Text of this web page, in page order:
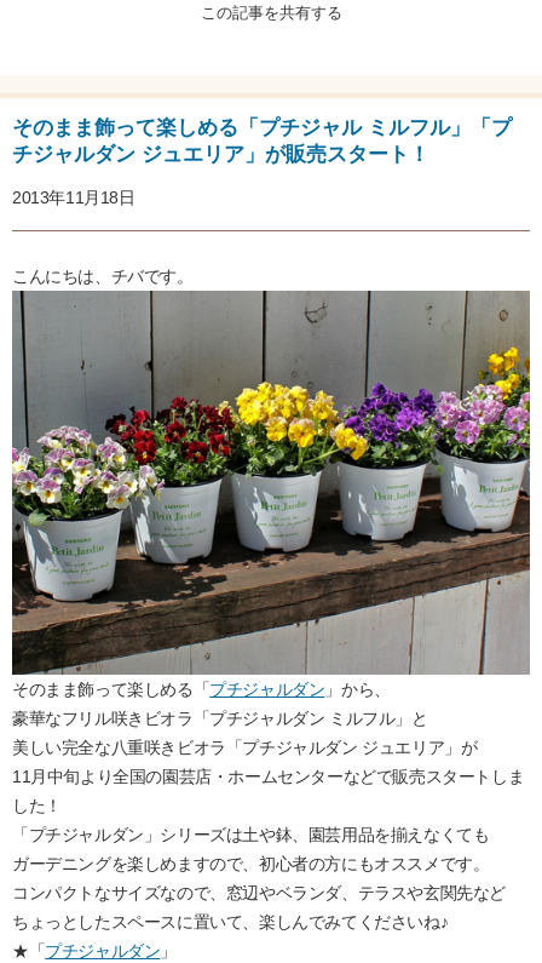
この記事を共有する
そのまま飾って楽しめる「プチジャル ミルフル」「プ
チジャルダン ジュエリア」が販売スタート！
2013年11月18日
こんにちは、チバです。
そのまま飾って楽しめる「プチジャルダン 」から、
豪華なフリル咲きビオラ「プチジャルダン ミルフル」と
美しい完全な八重咲きビオラ「プチジャルダン ジュエリア」が
11月中旬より全国の園芸店・ホームセンターなどで販売スタートしま
した！
「プチジャルダン」シリーズは土や鉢、園芸用品を揃えなくても
ガーデニングを楽しめますので、初心者の方にもオススメです。
コンパクトなサイズなので、窓辺やベランダ、テラスや玄関先など
ちょっとしたスペースに置いて、楽しんでみてくださいね♪
★「プチジャルダン 」